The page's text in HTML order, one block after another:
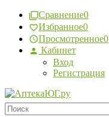
Сравнение0
Избранное0
Просмотренное0
Кабинет
Вход
Регистрация